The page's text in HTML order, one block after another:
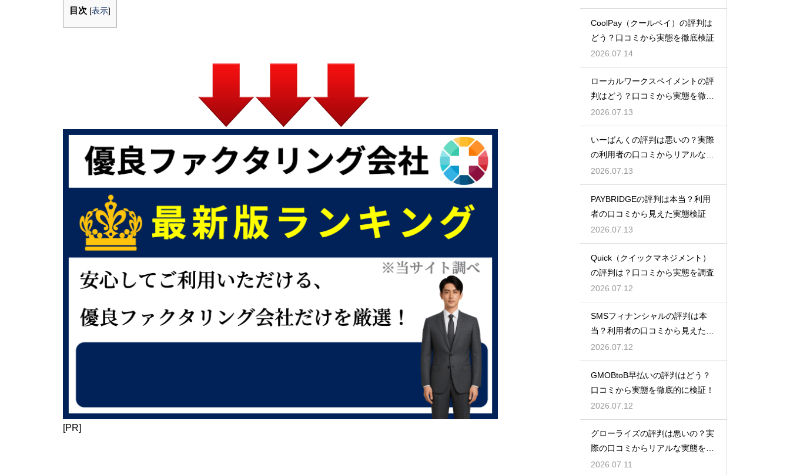
目次 [表示]
[PR]
CoolPay（クールペイ）の評判は
どう？口コミから実態を徹底検証
2026.07.14
ローカルワークスペイメントの評
判はどう？口コミから実態を徹底
検証！
2026.07.13
いーばんくの評判は悪いの？実際
の利用者の口コミからリアルな実
態検証
2026.07.13
PAYBRIDGEの評判は本当？利用
者の口コミから見えた実態検証
2026.07.13
Quick（クイックマネジメント）
の評判は？口コミから実態を調査
2026.07.12
SMSフィナンシャルの評判は本
当？利用者の口コミから見えた実
態検証
2026.07.12
GMOBtoB早払いの評判はどう？
口コミから実態を徹底的に検証！
2026.07.12
グローライズの評判は悪いの？実
際の口コミからリアルな実態を検
証！
2026.07.11